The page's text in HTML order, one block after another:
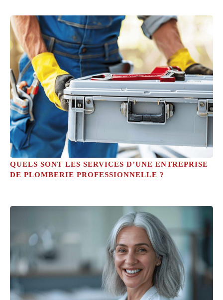
QUELS SONT LES SERVICES D’UNE ENTREPRISE
DE PLOMBERIE PROFESSIONNELLE ?